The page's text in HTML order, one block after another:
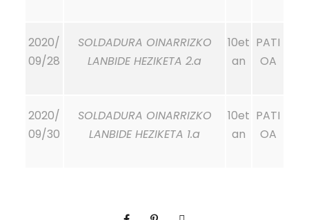
2020/
09/28
SOLDADURA OINARRIZKO
LANBIDE HEZIKETA 2.a
10et
an
PATI
OA
2020/
09/30
SOLDADURA OINARRIZKO
LANBIDE HEZIKETA 1.a
10et
an
PATI
OA